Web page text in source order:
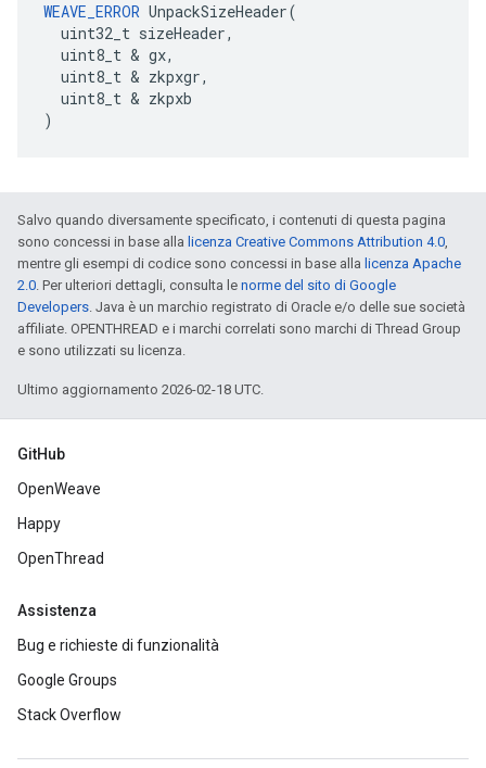
WEAVE_ERROR UnpackSizeHeader(
  uint32_t sizeHeader,
  uint8_t & gx,
  uint8_t & zkpxgr,
  uint8_t & zkpxb
)
Salvo quando diversamente specificato, i contenuti di questa pagina
sono concessi in base alla licenza Creative Commons Attribution 4.0,
mentre gli esempi di codice sono concessi in base alla licenza Apache
2.0. Per ulteriori dettagli, consulta le norme del sito di Google
Developers. Java è un marchio registrato di Oracle e/o delle sue società
affiliate. OPENTHREAD e i marchi correlati sono marchi di Thread Group
e sono utilizzati su licenza.
Ultimo aggiornamento 2026-02-18 UTC.
GitHub
OpenWeave
Happy
OpenThread
Assistenza
Bug e richieste di funzionalità
Google Groups
Stack Overflow